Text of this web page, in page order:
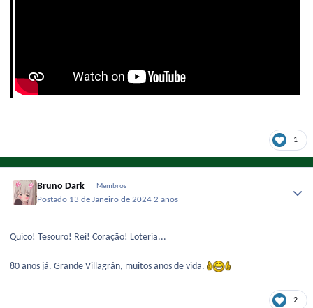
1
Bruno Dark Membros
Postado 13 de Janeiro de 20242 anos
Quico! Tesouro! Rei! Coração! Loteria...
80 anos já. Grande Villagrán, muitos anos de vida.
2